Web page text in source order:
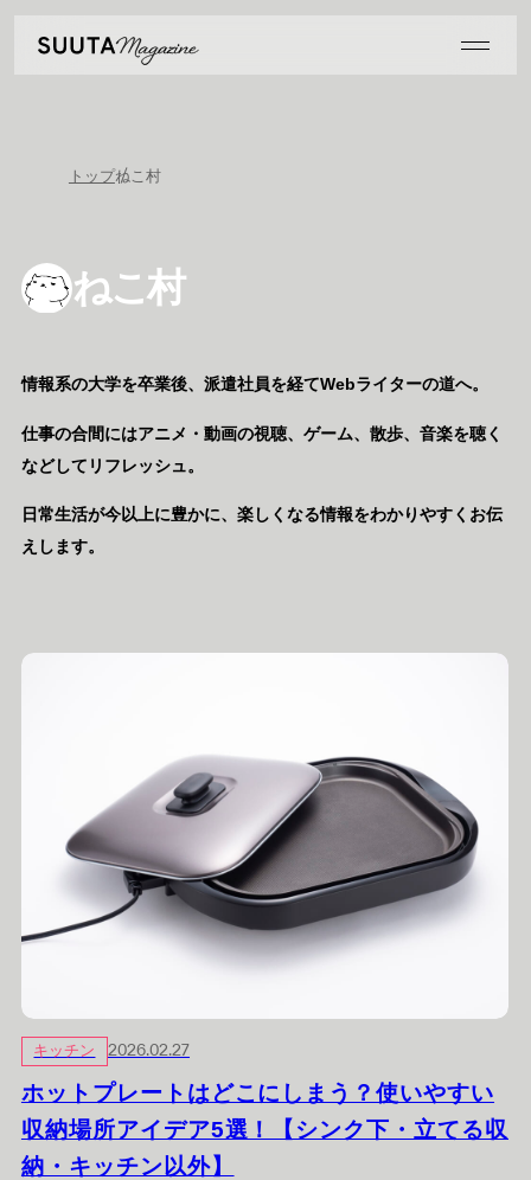
トップねこ村
ねこ村
情報系の大学を卒業後、派遣社員を経てWebライターの道へ。
仕事の合間にはアニメ・動画の視聴、ゲーム、散歩、音楽を聴く
などしてリフレッシュ。
日常生活が今以上に豊かに、楽しくなる情報をわかりやすくお伝
えします。
キッチン 2026.02.27
ホットプレートはどこにしまう？使いやすい
収納場所アイデア5選！【シンク下・立てる収
納・キッチン以外】